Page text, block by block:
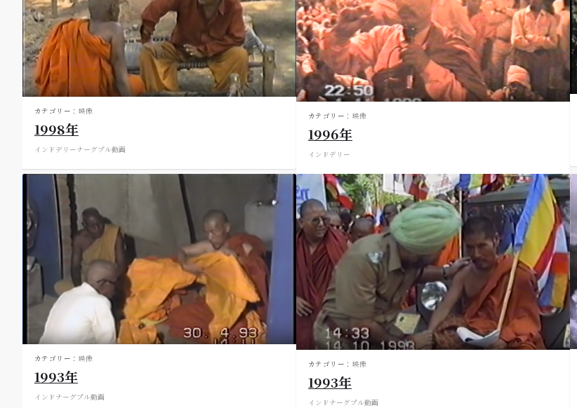
カテゴリー： 映像
1998年
インドデリーナーグプル動画
カテゴリー： 映像
1996年
インドデリー
カテゴリー： 映像
1993年
インドナーグプル動画
カテゴリー： 映像
1993年
インドナーグプル動画